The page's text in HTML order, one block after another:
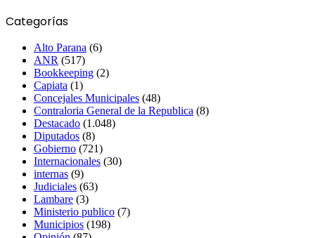
Categorías
Alto Parana (6)
ANR (517)
Bookkeeping (2)
Capiata (1)
Concejales Municipales (48)
Contraloria General de la Republica (8)
Destacado (1.048)
Diputados (8)
Gobierno (721)
Internacionales (30)
internas (9)
Judiciales (63)
Lambare (3)
Ministerio publico (7)
Municipios (198)